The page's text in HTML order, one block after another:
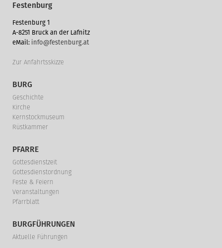
Festenburg
Festenburg 1
A-8251 Bruck an der Lafnitz
eMail: info@festenburg.at
Zur Anfahrtsskizze
BURG
Geschichte
Kirche
Kernstockmuseum
Rüstkammer
PFARRE
Gottesdienstzeit
Gottesdienstordnung
Feste & Feiern
Veranstaltungen
Pfarrblatt
BURGFÜHRUNGEN
Aktuelle Führungen